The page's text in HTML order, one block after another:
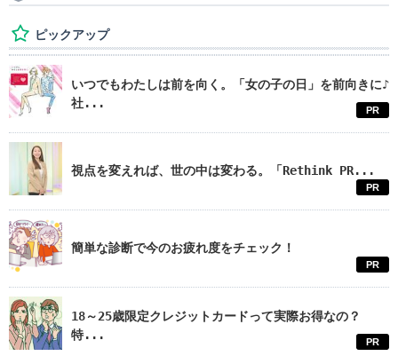
ピックアップ
いつでもわたしは前を向く。「女の子の日」を前向きに♪
社...
PR
視点を変えれば、世の中は変わる。「Rethink PR...
PR
簡単な診断で今のお疲れ度をチェック！
PR
18～25歳限定クレジットカードって実際お得なの？
特...
PR